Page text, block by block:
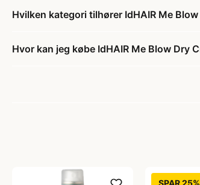
Hvilken kategori tilhører IdHAIR Me
Hvor kan jeg købe IdHAIR Me Blow Dry
SPAR 25%